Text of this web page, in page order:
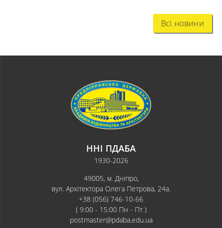
Всі новини
ННІ ПДАБА
1930-2026
49005, м. Дніпро,
вул. Архітектора Олега Петрова, 24а.
+38 (056) 746-10-66
( 9:00 - 15:00 Пн - Пт )
postmaster@pdaba.edu.ua